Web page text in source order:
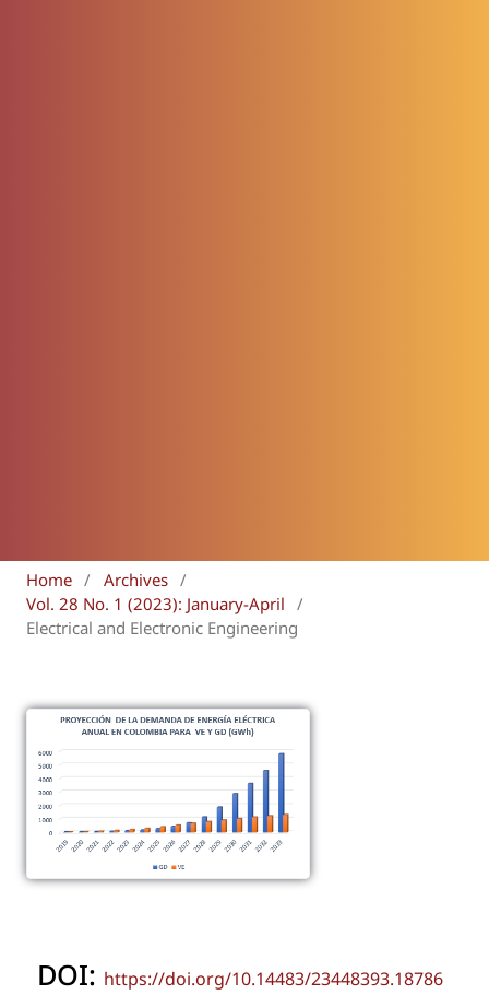
Home / Archives /
Vol. 28 No. 1 (2023): January-April
/
Electrical and Electronic Engineering
DOI: https://doi.org/10.14483/23448393.18786